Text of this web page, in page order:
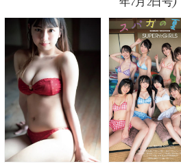
年7月2日号)